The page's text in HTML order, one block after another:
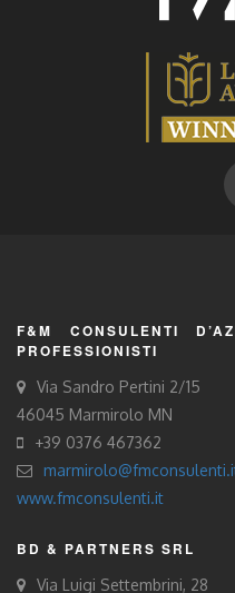
F&M CONSULENTI
PROFESSIONISTI
Via Sandro Pertini 2/15
46045 Marmirolo MN
+39 0376 467362
www.fmconsulenti.it
BD & PARTNERS SRL
Via Luigi Settembrini, 28